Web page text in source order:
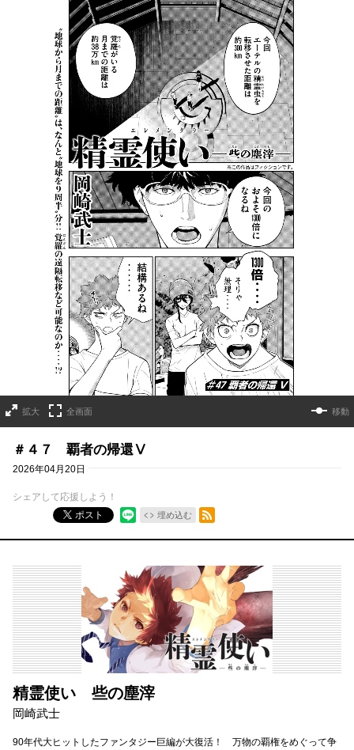
拡大 全画面 移動
＃４７ 覇者の帰還Ⅴ
2026年04月20日
シェアして応援しよう！
ポスト
埋め込む
RSSフィード
精霊使い 些の塵滓
岡崎武士
90年代大ヒットしたファンタジー巨編が大復活！ 万物の覇権をめぐって争